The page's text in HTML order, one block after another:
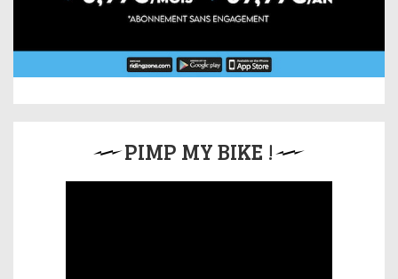
PIMP MY BIKE !